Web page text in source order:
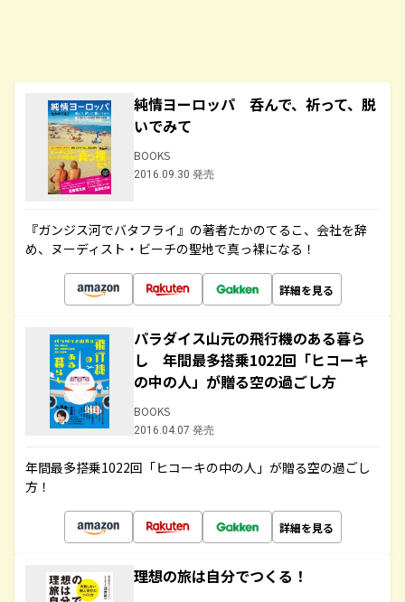
純情ヨーロッパ 呑んで、祈って、脱
いでみて
BOOKS
2016.09.30 発売
『ガンジス河でバタフライ』の著者たかのてるこ、会社を辞
め、ヌーディスト・ビーチの聖地で真っ裸になる！
詳細を見る
パラダイス山元の飛行機のある暮ら
し 年間最多搭乗1022回「ヒコーキ
の中の人」が贈る空の過ごし方
BOOKS
2016.04.07 発売
年間最多搭乗1022回「ヒコーキの中の人」が贈る空の過ごし
方！
詳細を見る
理想の旅は自分でつくる！